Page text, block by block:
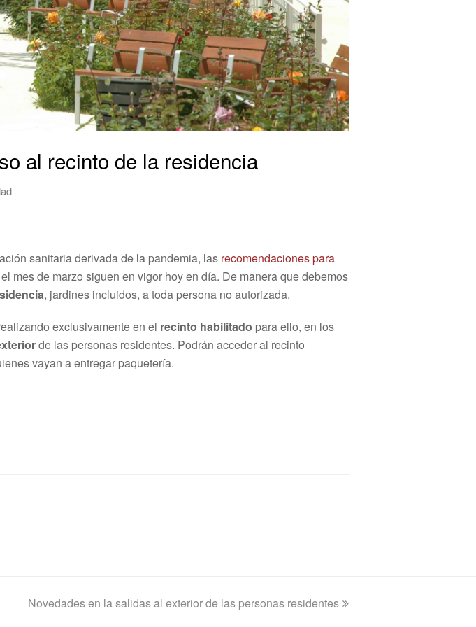
al recinto de la residencia
sanitaria derivada de la pandemia, las recomendaciones para
mes de marzo siguen en vigor hoy en día. De manera que debemos
, jardines incluidos, a toda persona no autorizada.
exclusivamente en el recinto habilitado para ello, en los
de las personas residentes. Podrán acceder al recinto
vayan a entregar paquetería.
next
Novedades en la salidas al exterior de las personas residentes